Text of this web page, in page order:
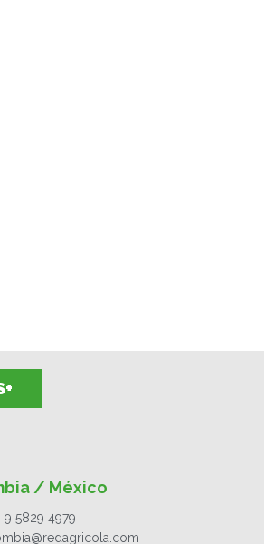
/ México
9 5829 4979